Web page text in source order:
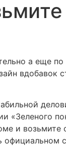
а еще
вдобавок
«Зеленого
и
официальном